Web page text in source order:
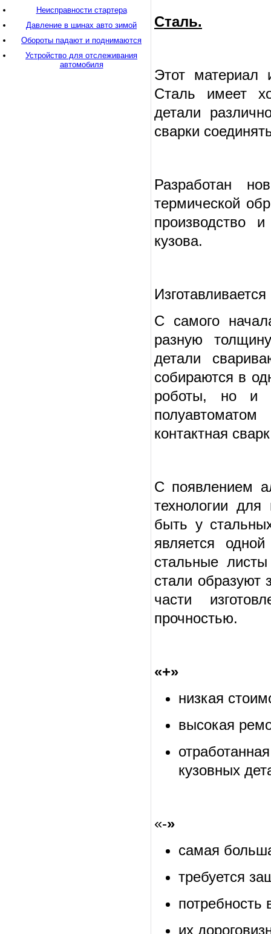
Сталь.
Этот материал
Сталь имеет
детали
сварки
Разработан
термической
производство
кузова.
С самого
разную
детали
собираются в
роботы, но и
контактная
С появлением
технологии
быть у
является
стальные
стали образуют
части
прочностью.
«+»
низкая
высокая
кузовных
«-»
самая
требуется
их
Неисправности стартера
Давление в шинах авто зимой
Обороты падают и поднимаются
Устройство для отслеживания
автомобиля